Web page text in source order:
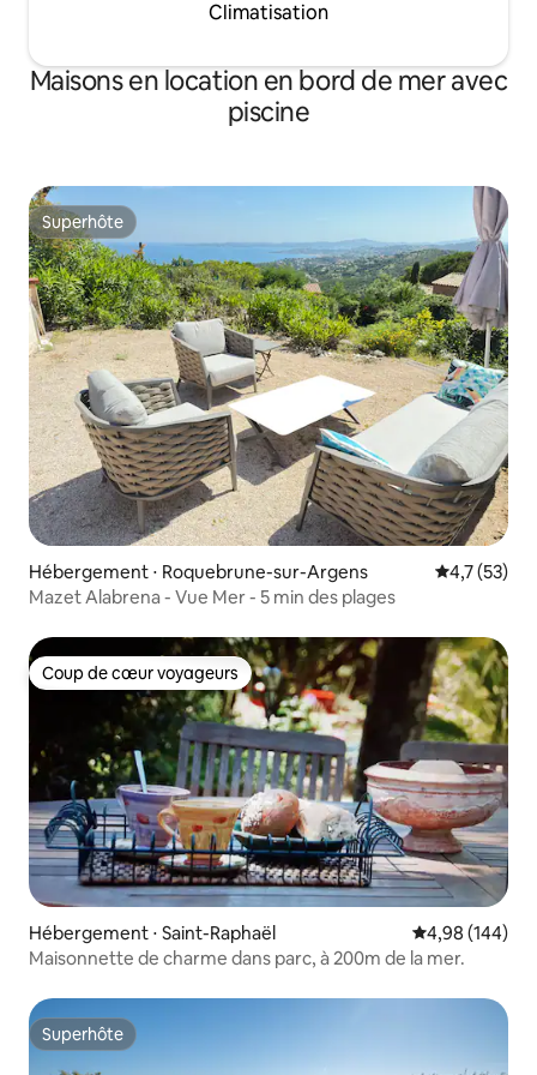
Climatisation
Maisons en location en bord de mer avec
piscine
Superhôte
Superhôte
Hébergement ⋅ Roquebrune-sur-Argens Évaluation
4,7 (53)
Mazet Alabrena - Vue Mer - 5 min des plages
Coup de cœur voyageurs
Coup de cœur voyageurs
Hébergement ⋅ Saint-Raphaël Évaluation
4,98 (144)
Maisonnette de charme dans parc, à 200m de la mer.
Superhôte
Superhôte